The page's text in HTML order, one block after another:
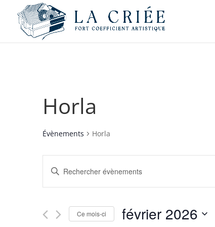
Horla
Évènements Horla
Recherche
et
navigation
vues
Saisir
clé.
ÉvènementsCe mois-ci février 2026